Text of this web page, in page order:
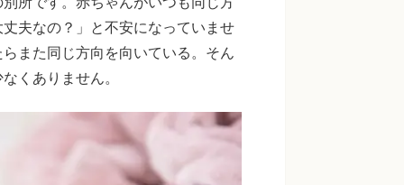
夫なの？」と不安になっていませ
また同じ方向を向いている。そん
くありません。